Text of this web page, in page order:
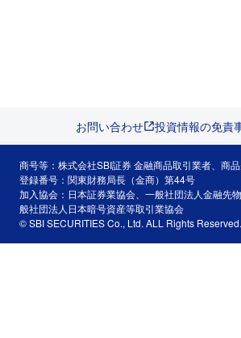
お問い合わせ 投資情報の免責
商号等：株式会社SBI証券 金融商品取引業者、商
登録番号：関東財務局長（金商）第44号
加入協会：日本証券業協会、一般社団法人金融先
般社団法人日本暗号資産等取引業協会
© SBI SECURITIES Co., Ltd. ALL Rights Reserved.